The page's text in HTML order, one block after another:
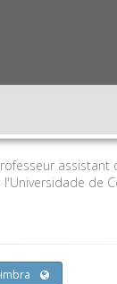
assistant
de